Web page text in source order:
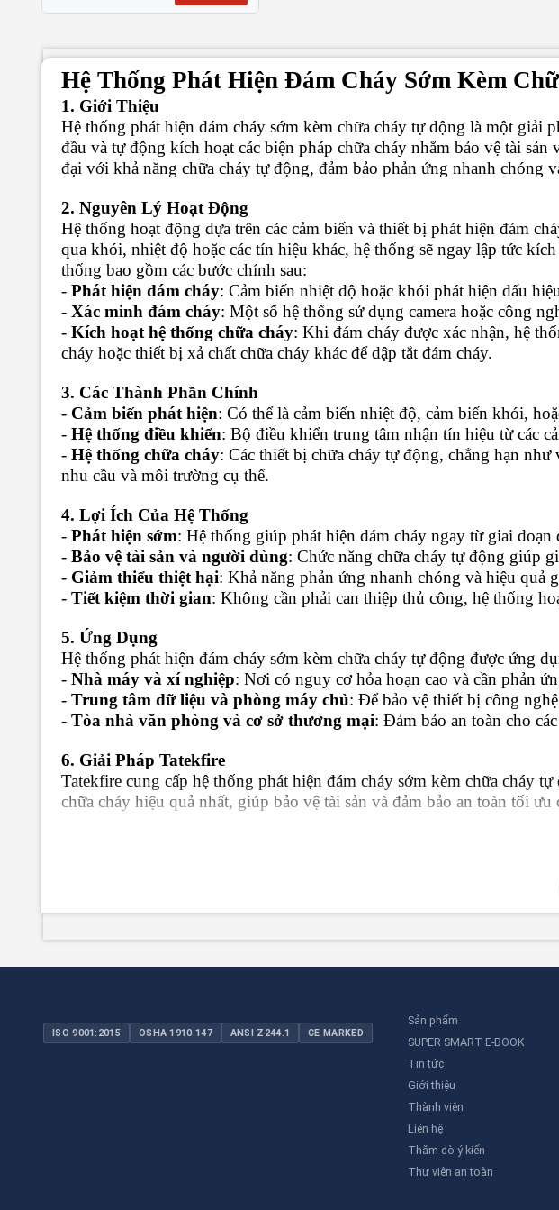
Hệ Thống Phát Hiện Đám Cháy Sớm Kèm
1. Giới Thiệu
Hệ thống phát hiện đám cháy sớm kèm chữa cháy tự động là một giải
đầu và tự động kích hoạt các biện pháp chữa cháy nhằm bảo vệ tài
đại với khả năng chữa cháy tự động, đảm bảo phản ứng nhanh chóng
2. Nguyên Lý Hoạt Động
Hệ thống hoạt động dựa trên các cảm biến và thiết bị phát hiện đám
qua khói, nhiệt độ hoặc các tín hiệu khác, hệ thống sẽ ngay lập tức
thống bao gồm các bước chính sau:
- Phát hiện đám cháy: Cảm biến nhiệt độ hoặc khói phát hiện dấu
- Xác minh đám cháy: Một số hệ thống sử dụng camera hoặc công
- Kích hoạt hệ thống chữa cháy: Khi đám cháy được xác nhận, hệ
cháy hoặc thiết bị xả chất chữa cháy khác để dập tắt đám cháy.
3. Các Thành Phần Chính
- Cảm biến phát hiện: Có thể là cảm biến nhiệt độ, cảm biến khói,
- Hệ thống điều khiển: Bộ điều khiển trung tâm nhận tín hiệu từ các
- Hệ thống chữa cháy: Các thiết bị chữa cháy tự động, chẳng hạn
nhu cầu và môi trường cụ thể.
4. Lợi Ích Của Hệ Thống
- Phát hiện sớm: Hệ thống giúp phát hiện đám cháy ngay từ giai
- Bảo vệ tài sản và người dùng: Chức năng chữa cháy tự động giúp
- Giảm thiểu thiệt hại: Khả năng phản ứng nhanh chóng và hiệu quả
- Tiết kiệm thời gian: Không cần phải can thiệp thủ công, hệ thống
5. Ứng Dụng
Hệ thống phát hiện đám cháy sớm kèm chữa cháy tự động được ứng
- Nhà máy và xí nghiệp: Nơi có nguy cơ hỏa hoạn cao và cần phản
- Trung tâm dữ liệu và phòng máy chủ: Để bảo vệ thiết bị công
- Tòa nhà văn phòng và cơ sở thương mại: Đảm bảo an toàn cho
6. Giải Pháp Tatekfire
Tatekfire cung cấp hệ thống phát hiện đám cháy sớm kèm chữa cháy
chữa cháy hiệu quả nhất, giúp bảo vệ tài sản và đảm bảo an toàn tối
ISO 9001:2015 OSHA 1910.147 ANSI Z244.1 CE MARKED
Sản phẩm
SUPER SMART E-BOOK
Tin tức
Giới thiệu
Thành viên
Liên hệ
Thăm dò ý kiến
Thư viên an toàn